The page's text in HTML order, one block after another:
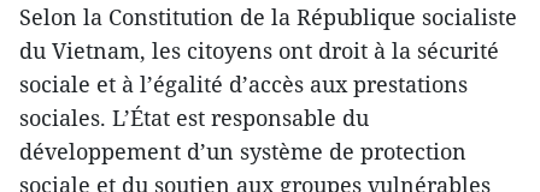
Selon la Constitution de la République socialiste
du Vietnam, les citoyens ont droit à la sécurité
sociale et à l’égalité d’accès aux prestations
sociales. L’État est responsable du
développement d’un système de protection
sociale et du soutien aux groupes vulnérables